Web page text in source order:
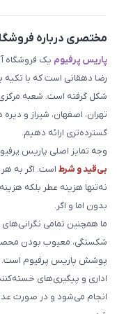
مختصری درباره
پاریس پرفیوم یک فروشگاه
رضا دهقانی است که با تکیه
شکل گرفته است. شعبه مرکزی
تهران، اصفهان، شیراز و
گسترده‌تری ارائه دهیم.
وجه تمایز اصلی پاریس
بی‌قید و شرط است. اگر به
نه‌تنها هزینه عطر بلکه
بدون اما و اگر.
ما همچنین تمامی نگرانی‌های
شکستگی، معیوب بودن
پوشش پاریس پرفیوم است.
اداری و پیگیری‌های
انجام می‌شود و در صورت